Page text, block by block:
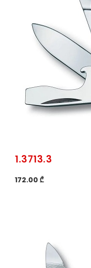
1.3713.3
172.00 ₾